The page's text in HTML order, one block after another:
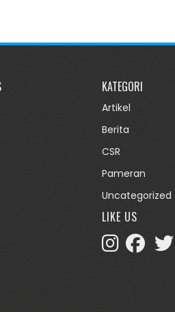
KATEGORI
Artikel
Berita
CSR
Pameran
Uncategorized
LIKE US